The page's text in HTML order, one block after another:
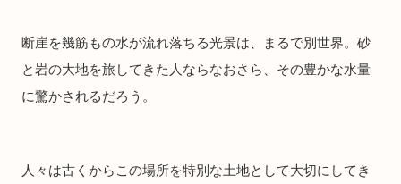
断崖を幾筋もの水が流れ落ちる光景は、まるで別世界。砂
と岩の大地を旅してきた人ならなおさら、その豊かな水量
に驚かされるだろう。
人々は古くからこの場所を特別な土地として大切にしてき